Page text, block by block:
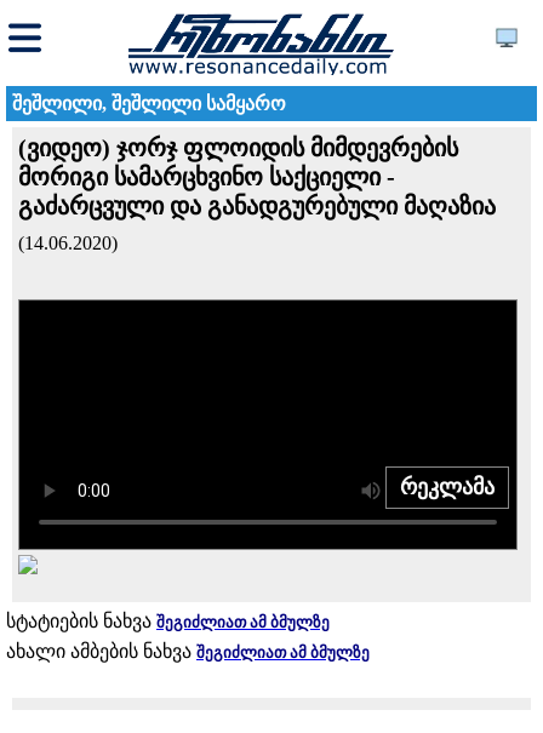
შეშლილი, შეშლილი სამყარო
(ვიდეო) ჯორჯ ფლოიდის მიმდევრების
მორიგი სამარცხვინო საქციელი -
გაძარცვული და განადგურებული მაღაზია
(14.06.2020)
რეკლამა
სტატიების ნახვა შეგიძლიათ ამ ბმულზე
ახალი ამბების ნახვა შეგიძლიათ ამ ბმულზე